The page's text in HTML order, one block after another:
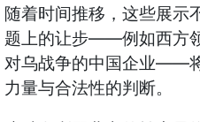
随着时间推移，这些展示
题上的让步——例如西方
对乌战争的中国企业——
力量与合法性的判断。